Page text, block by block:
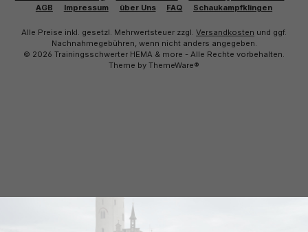
AGB
Impressum über Uns FAQ Schaukampfklingen
Alle Preise inkl. gesetzl. Mehrwertsteuer zzgl. Versandkosten und ggf.
Nachnahmegebühren, wenn nicht anders angegeben.
© 2026 Trainingsschwerter HEMA & more - Alle Rechte vorbehalten.
Theme by ThemeWare®